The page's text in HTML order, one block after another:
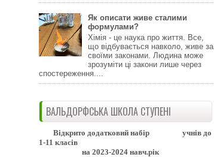
Як описати живе сталими
формулами?
Хімія - це наука про життя. Все,
що відбувається навколо, живе за
своїми законами. Людина може
зрозуміти ці закони лише через
спостереження....
ВАЛЬДОРФСЬКА ШКОЛА СТУПЕНІ
Відкрито додатковий набір
учнів до
1-11 класів
на 2023-2024 навч.рік